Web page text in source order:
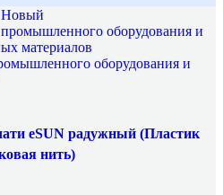
Новый
eSUN радужный (Пластик
нить)